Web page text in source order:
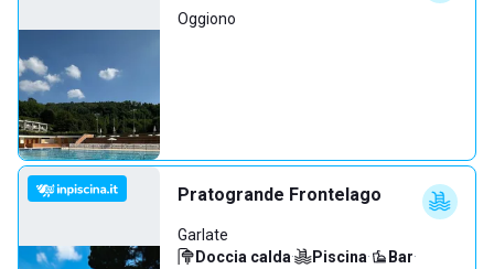
Oggiono
Pratogrande Frontelago
Garlate
Doccia calda· Piscina· Bar·